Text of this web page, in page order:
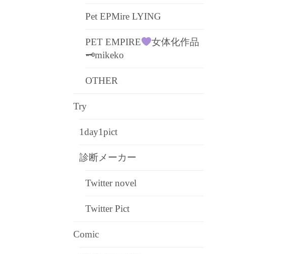
Pet EPMire LYING
PET EMPIRE
女体化作品
🗝mikeko
OTHER
Try
1day1pict
診断メーカー
Twitter novel
Twitter Pict
Comic